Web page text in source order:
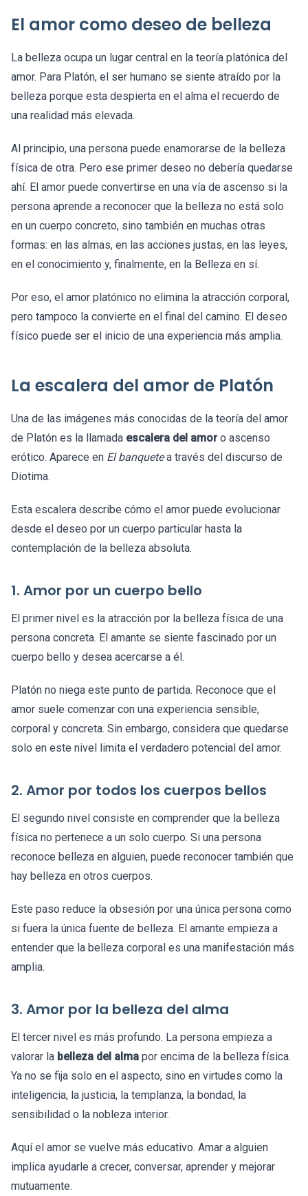
El amor como deseo de belleza
La belleza ocupa un lugar central en la teoría platónica del
amor. Para Platón, el ser humano se siente atraído por la
belleza porque esta despierta en el alma el recuerdo de
una realidad más elevada.
Al principio, una persona puede enamorarse de la belleza
física de otra. Pero ese primer deseo no debería quedarse
ahí. El amor puede convertirse en una vía de ascenso si la
persona aprende a reconocer que la belleza no está solo
en un cuerpo concreto, sino también en muchas otras
formas: en las almas, en las acciones justas, en las leyes,
en el conocimiento y, finalmente, en la Belleza en sí.
Por eso, el amor platónico no elimina la atracción corporal,
pero tampoco la convierte en el final del camino. El deseo
físico puede ser el inicio de una experiencia más amplia.
La escalera del amor de Platón
Una de las imágenes más conocidas de la teoría del amor
de Platón es la llamada escalera del amoro ascenso
erótico. Aparece en El banquetea través del discurso de
Diotima.
Esta escalera describe cómo el amor puede evolucionar
desde el deseo por un cuerpo particular hasta la
contemplación de la belleza absoluta.
1. Amor por un cuerpo bello
El primer nivel es la atracción por la belleza física de una
persona concreta. El amante se siente fascinado por un
cuerpo bello y desea acercarse a él.
Platón no niega este punto de partida. Reconoce que el
amor suele comenzar con una experiencia sensible,
corporal y concreta. Sin embargo, considera que quedarse
solo en este nivel limita el verdadero potencial del amor.
2. Amor por todos los cuerpos bellos
El segundo nivel consiste en comprender que la belleza
física no pertenece a un solo cuerpo. Si una persona
reconoce belleza en alguien, puede reconocer también que
hay belleza en otros cuerpos.
Este paso reduce la obsesión por una única persona como
si fuera la única fuente de belleza. El amante empieza a
entender que la belleza corporal es una manifestación más
amplia.
3. Amor por la belleza del alma
El tercer nivel es más profundo. La persona empieza a
valorar la belleza del alma por encima de la belleza física.
Ya no se fija solo en el aspecto, sino en virtudes como la
inteligencia, la justicia, la templanza, la bondad, la
sensibilidad o la nobleza interior.
Aquí el amor se vuelve más educativo. Amar a alguien
implica ayudarle a crecer, conversar, aprender y mejorar
mutuamente.